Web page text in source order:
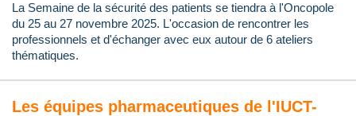
La Semaine de la sécurité des patients se tiendra à l'Oncopole
du 25 au 27 novembre 2025. L'occasion de rencontrer les
professionnels et d'échanger avec eux autour de 6 ateliers
thématiques.
Les équipes pharmaceutiques de l'IUCT-